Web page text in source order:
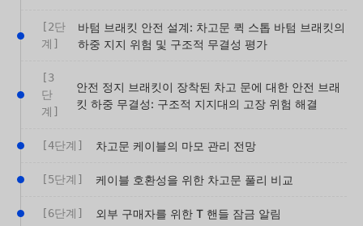
[2단
계]
바텀 브래킷 안전 설계: 차고문 퀵 스톱 바텀 브래킷의
하중 지지 위험 및 구조적 무결성 평가
[3
단
계]
안전 정지 브래킷이 장착된 차고 문에 대한 안전 브래
킷 하중 무결성: 구조적 지지대의 고장 위험 해결
[4단계] 차고문 케이블의 마모 관리 전망
[5단계] 케이블 호환성을 위한 차고문 풀리 비교
[6단계] 외부 구매자를 위한 T 핸들 잠금 알림